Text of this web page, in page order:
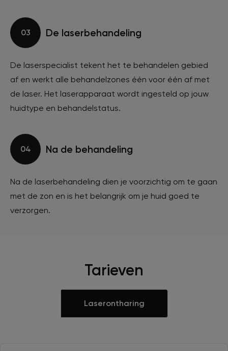
03 De laserbehandeling
De laserspecialist tekent het te behandelen gebied
af en werkt alle behandelzones één voor één af met
de laser. Het laserapparaat wordt ingesteld op jouw
huidtype en behandelstatus.
04 Na de behandeling
Na de laserbehandeling dien je voorzichtig om te gaan
met de zon en is het belangrijk om je huid goed te
verzorgen.
Tarieven
Laserontharing